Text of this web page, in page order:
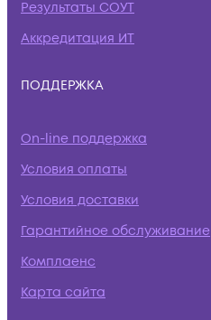
Результаты СОУТ
Аккредитация ИТ
ПОДДЕРЖКА
On-line поддержка
Условия оплаты
Условия доставки
Гарантийное обслуживание
Комплаенс
Карта сайта